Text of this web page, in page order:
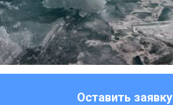
Оставить заявку